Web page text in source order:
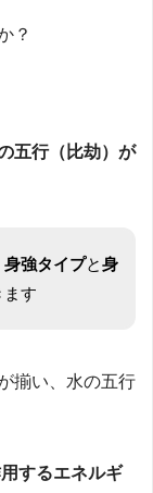
？
五行（比劫）が
身強タイプと身
ます
揃い、水の五行
するエネルギ